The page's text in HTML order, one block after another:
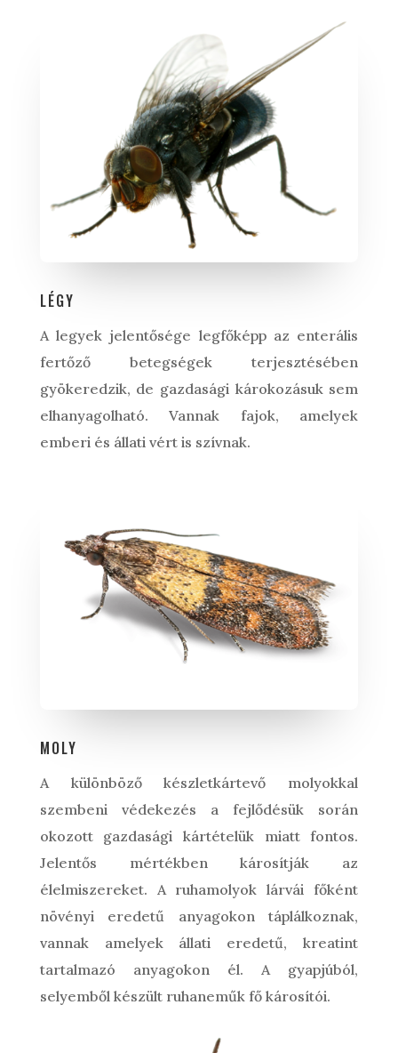
LÉGY
A legyek jelentősége legfőképp az enterális
fertőző betegségek terjesztésében
gyökeredzik, de gazdasági károkozásuk sem
elhanyagolható. Vannak fajok, amelyek
emberi és állati vért is szívnak.
MOLY
A különböző készletkártevő molyokkal
szembeni védekezés a fejlődésük során
okozott gazdasági kártételük miatt fontos.
Jelentős mértékben károsítják az
élelmiszereket. A ruhamolyok lárvái főként
növényi eredetű anyagokon táplálkoznak,
vannak amelyek állati eredetű, kreatint
tartalmazó anyagokon él. A gyapjúból,
selyemből készült ruhaneműk fő károsítói.